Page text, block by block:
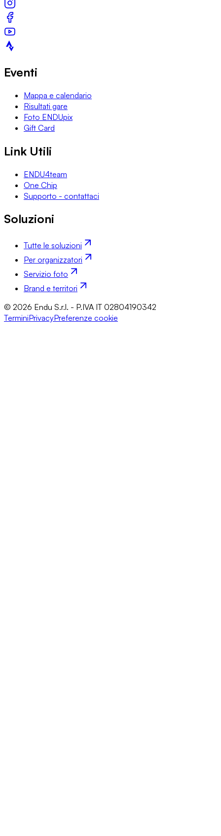
Eventi
Mappa e calendario
Risultati gare
Foto ENDUpix
Gift Card
Link Utili
ENDU4team
One Chip
Supporto - contattaci
Soluzioni
Tutte le soluzioni
Per organizzatori
Servizio foto
Brand e territori
© 2026 Endu S.r.l. - P.IVA IT 02804190342
TerminiPrivacyPreferenze cookie